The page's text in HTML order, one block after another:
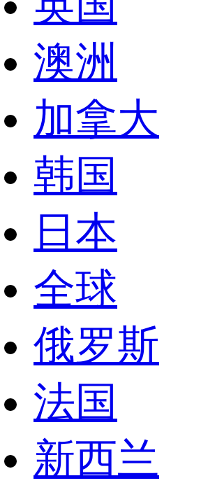
澳洲
加拿大
韩国
日本
全球
俄罗斯
法国
新西兰